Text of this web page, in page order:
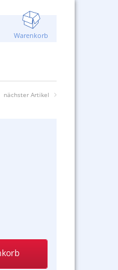
Warenkorb
nächster Artikel